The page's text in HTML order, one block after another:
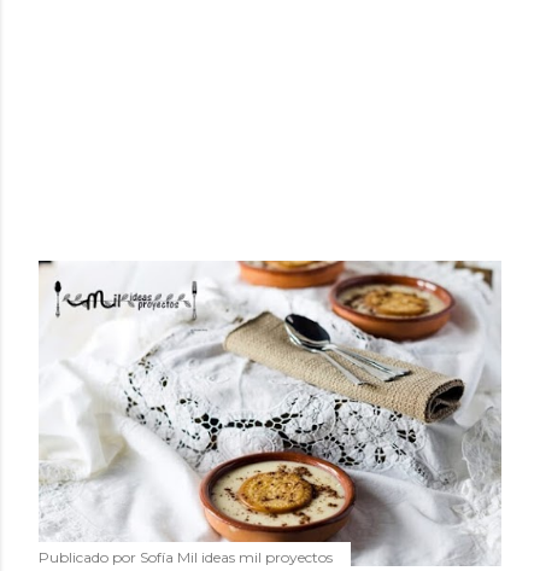
Publicado por Sofía Mil ideas mil proyectos